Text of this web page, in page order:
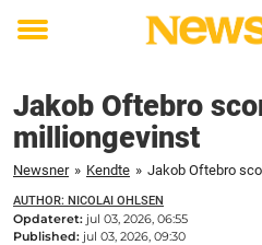
Toggle
Jakob Oftebro
milliongevinst
Newsner » Kendte » Jakob Oftebro
AUTHOR: NICOLAI OHLSEN
Opdateret: jul 03, 2026, 06:55
Published: jul 03, 2026, 09:30